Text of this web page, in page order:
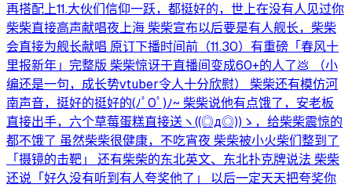
再搭配上11.大伙们信仰一跃，都挺好的，世上在没有人见过你
柴柴直接高声献唱夜上海 柴柴宣布以后要是有人舰长，柴柴
会直接为舰长献唱 原订下播时间前（11.30）有重磅「春风十
里报新年」完整版 柴柴惊讶于直播间变成60+的人了💩 （小
编还是一句，成长势vtuber令人十分欣慰） 柴柴还有模仿河
南声音，挺好的挺好的(⁠ﾉﾟ⁠0ﾟ⁠)⁠ﾉ⁠~ 柴柴说他有点饿了，安老板
直接出手，六个草莓蛋糕直接送ヽ⁠(⁠(⁠◎⁠д⁠◎⁠)⁠)⁠ゝ，给柴柴震惊的
都不饿了 虽然柴柴很健康，不吃宵夜 柴柴被小火柴们整到了
「摄镜的击靶」 还有柴柴的东北英文、东北扑克牌说法 柴柴
还说「好久没有听到有人夸奖他了」 以后一定天天把夸奖你